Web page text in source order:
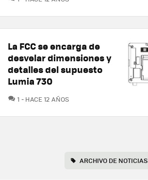
La FCC se encarga de
desvelar dimensiones y
detalles del supuesto
Lumia 730
1 COMENTARIOS
HACE 12 AÑOS
ARCHIVO DE NOTICIAS